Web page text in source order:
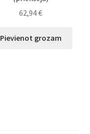
62,94€
Pievienot grozam